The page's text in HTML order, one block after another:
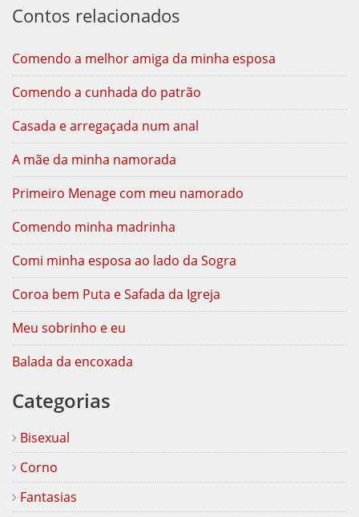
Contos relacionados
Comendo a melhor amiga da minha esposa
Comendo a cunhada do patrão
Casada e arregaçada num anal
A mãe da minha namorada
Primeiro Menage com meu namorado
Comendo minha madrinha
Comi minha esposa ao lado da Sogra
Coroa bem Puta e Safada da Igreja
Meu sobrinho e eu
Balada da encoxada
Categorias
Bisexual
Corno
Fantasias